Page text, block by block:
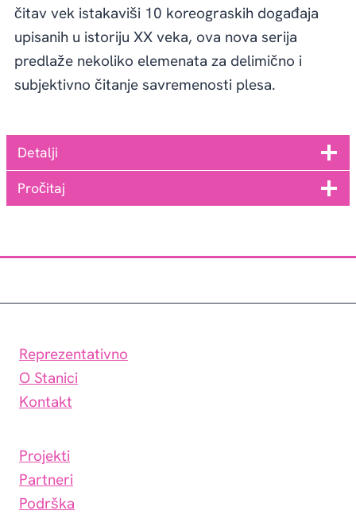
čitav vek istakaviši 10 koreograskih događaja
upisanih u istoriju XX veka, ova nova serija
predlaže nekoliko elemenata za delimično i
subjektivno čitanje savremenosti plesa.
Detalji
Pročitaj
Reprezentativno
O Stanici
Kontakt
Projekti
Partneri
Podrška